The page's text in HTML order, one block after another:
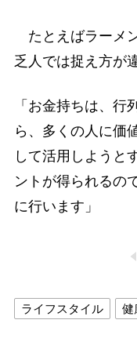
たとえばラーメ
乏人では捉え方が
「お金持ちは、行
ら、多くの人に価
して活用しようと
ントが得られるの
に行います」
ライフスタイル 健